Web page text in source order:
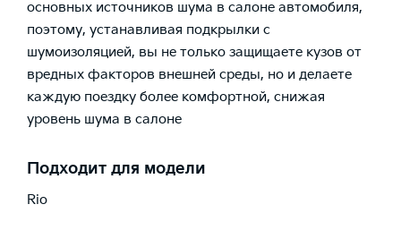
основных источников шума в салоне автомобиля,
поэтому, устанавливая подкрылки с
шумоизоляцией, вы не только защищаете кузов от
вредных факторов внешней среды, но и делаете
каждую поездку более комфортной, снижая
уровень шума в салоне
Подходит для модели
Rio